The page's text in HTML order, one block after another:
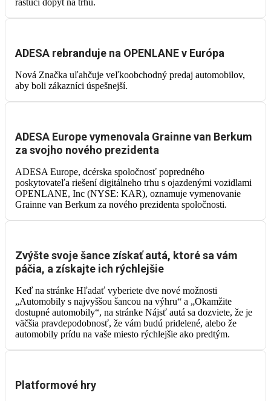
rastúci dopyt na trhu.
ADESA rebranduje na OPENLANE v Európa
Nová Značka uľahčuje veľkoobchodný predaj automobilov,
aby boli zákazníci úspešnejší.
ADESA Europe vymenovala Grainne van Berkum
za svojho nového prezidenta
ADESA Europe, dcérska spoločnosť popredného
poskytovateľa riešení digitálneho trhu s ojazdenými vozidlami
OPENLANE, Inc (NYSE: KAR), oznamuje vymenovanie
Grainne van Berkum za nového prezidenta spoločnosti.
Zvýšte svoje šance získať autá, ktoré sa vám
páčia, a získajte ich rýchlejšie
Keď na stránke Hľadať vyberiete dve nové možnosti
„Automobily s najvyššou šancou na výhru“ a „Okamžite
dostupné automobily“, na stránke Nájsť autá sa dozviete, že je
väčšia pravdepodobnosť, že vám budú pridelené, alebo že
automobily prídu na vaše miesto rýchlejšie ako predtým.
Platformové hry